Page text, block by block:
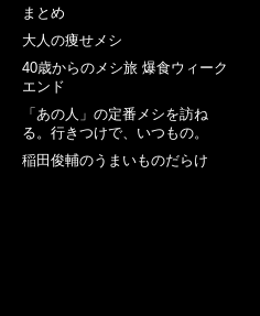
まとめ
大人の痩せメシ
40歳からのメシ旅 爆食ウィーク
エンド
「あの人」の定番メシを訪ね
る。行きつけで、いつもの。
稲田俊輔のうまいものだらけ